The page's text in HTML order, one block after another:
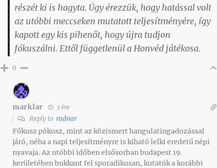
részét ki is hagyta. Úgy érezzük, hogy hatással volt
az utóbbi meccseken mutatott teljesítményére, így
kapott egy kis pihenőt, hogy újra tudjon
fókuszálni. Ettől függetlenül a Honvéd játékosa.
0
marklar 3 éve
Reply to radnar
Fókusz pókusz, mint az közismert hangulatingadozással
járó, néha a napi teljesítményre is kiható lelki eredetű népi
nyavaja. Az utóbbi időben elsősorban budapest 19.
kerületében bukkant fel sporadikusan, kutatók a korábbi